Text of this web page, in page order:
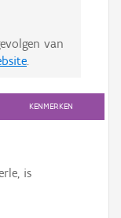
van
KENMERKEN
is